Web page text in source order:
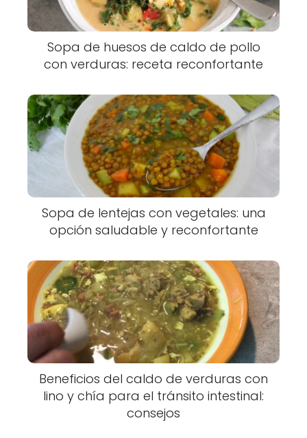
Sopa de huesos de caldo de pollo
con verduras: receta reconfortante
Sopa de lentejas con vegetales: una
opción saludable y reconfortante
Beneficios del caldo de verduras con
lino y chía para el tránsito intestinal:
consejos